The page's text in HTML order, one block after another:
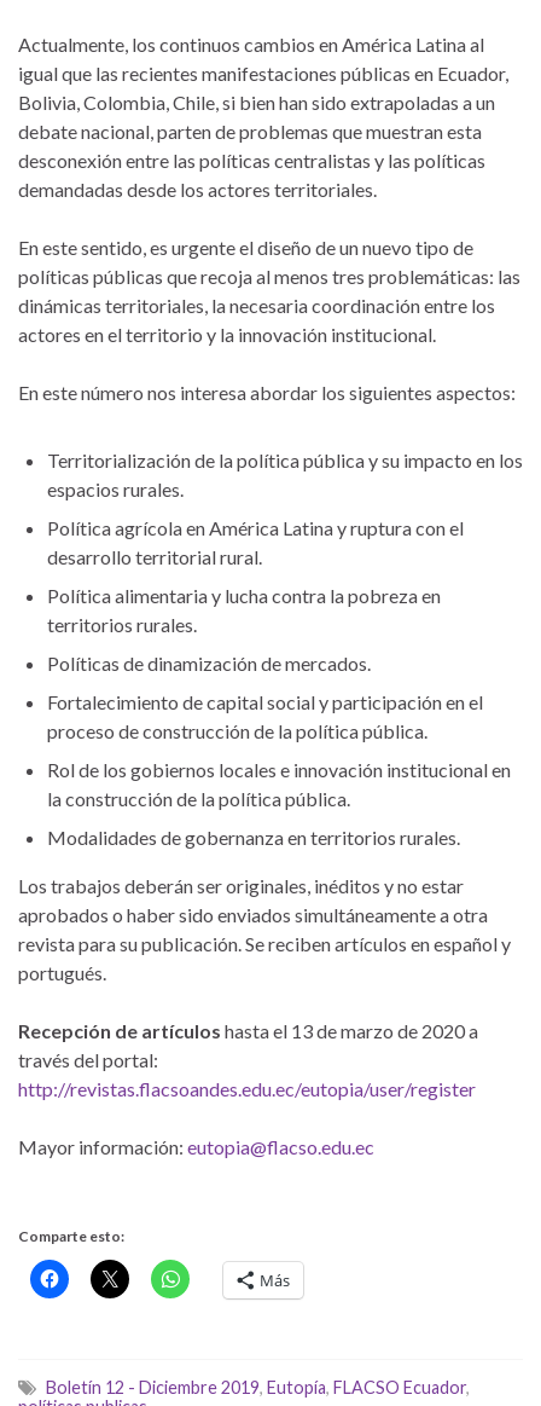
Actualmente, los continuos cambios en América Latina al
igual que las recientes manifestaciones públicas en Ecuador,
Bolivia, Colombia, Chile, si bien han sido extrapoladas a un
debate nacional, parten de problemas que muestran esta
desconexión entre las políticas centralistas y las políticas
demandadas desde los actores territoriales.
En este sentido, es urgente el diseño de un nuevo tipo de
políticas públicas que recoja al menos tres problemáticas: las
dinámicas territoriales, la necesaria coordinación entre los
actores en el territorio y la innovación institucional.
En este número nos interesa abordar los siguientes aspectos:
Territorialización de la política pública y su impacto en los
espacios rurales.
Política agrícola en América Latina y ruptura con el
desarrollo territorial rural.
Política alimentaria y lucha contra la pobreza en
territorios rurales.
Políticas de dinamización de mercados.
Fortalecimiento de capital social y participación en el
proceso de construcción de la política pública.
Rol de los gobiernos locales e innovación institucional en
la construcción de la política pública.
Modalidades de gobernanza en territorios rurales.
Los trabajos deberán ser originales, inéditos y no estar
aprobados o haber sido enviados simultáneamente a otra
revista para su publicación. Se reciben artículos en español y
portugués.
Recepción de artículos hasta el 13 de marzo de 2020 a
través del portal:
http://revistas.flacsoandes.edu.ec/eutopia/user/register
Mayor información: eutopia@flacso.edu.ec
Comparte esto:
Más
Boletín 12 - Diciembre 2019, Eutopía, FLACSO Ecuador,